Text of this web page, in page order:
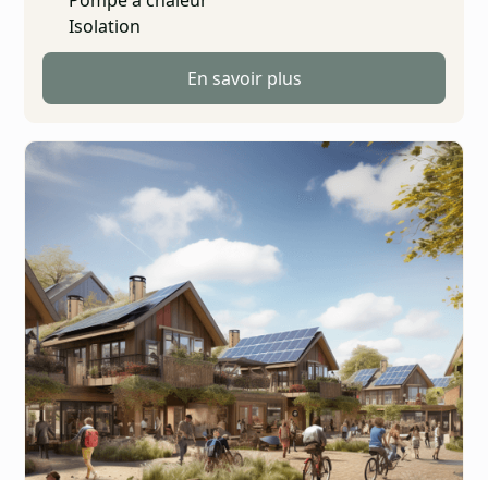
Isolation
En savoir plus